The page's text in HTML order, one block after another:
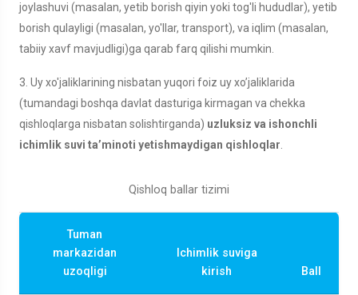
joylashuvi (masalan, yetib borish qiyin yoki tog'li hududlar), yetib
borish qulayligi (masalan, yo'llar, transport), va iqlim (masalan,
tabiiy xavf mavjudligi)ga qarab farq qilishi mumkin.
3. Uy xo'jaliklarining nisbatan yuqori foiz uy xo’jaliklarida
(tumandagi boshqa davlat dasturiga kirmagan va chekka
qishloqlarga nisbatan solishtirganda) uzluksiz va ishonchli
ichimlik suvi ta’minoti yetishmaydigan qishloqlar
Qishloq ballar tizimi
Tuman
markazidan
uzoqligi
Ichimlik suviga
kirish
Ball